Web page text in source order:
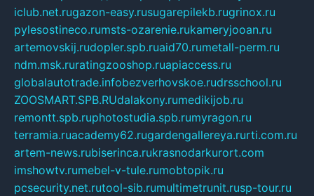
iclub.net.rugazon-easy.rusugarepilekb.rugrinox.ru
pylesostineco.rumsts-ozarenie.rukameryjooan.ru
artemovskij.rudopler.spb.ruaid70.rumetall-perm.ru
ndm.msk.ruratingzooshop.ruapiaccess.ru
globalautotrade.infobezverhovskoe.rudrsschool.ru
ZOOSMART.SPB.RUdalakony.rumedikijob.ru
remontt.spb.ruphotostudia.spb.rumyragon.ru
terramia.ruacademy62.rugardengallereya.rurti.com.ru
artem-news.rubiserinca.rukrasnodarkurort.com
imshowtv.rumebel-v-tule.rumobtopik.ru
pcsecurity.net.rutool-sib.rumultimetrunit.rusp-tour.ru